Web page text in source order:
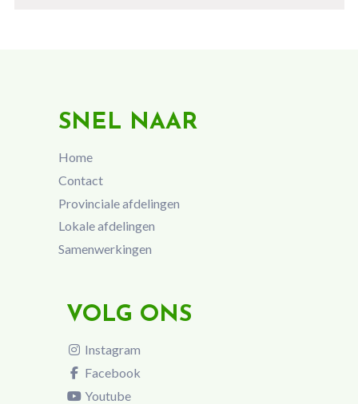
SNEL NAAR
Home
Contact
Provinciale afdelingen
Lokale afdelingen
Samenwerkingen
VOLG ONS
Instagram
Facebook
Youtube